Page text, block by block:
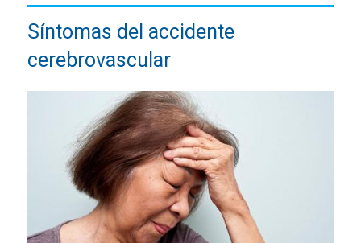
Síntomas del accidente
cerebrovascular